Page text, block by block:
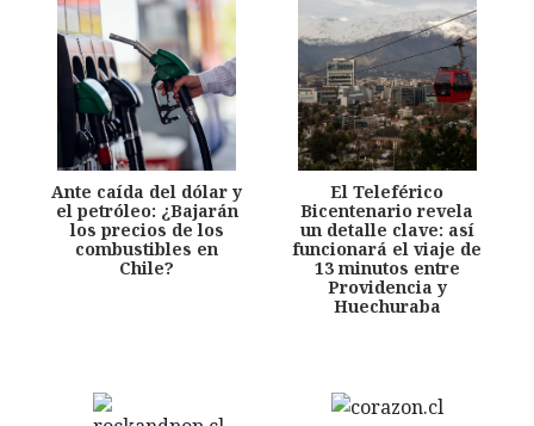
Ante caída del dólar y
el petróleo: ¿Bajarán
los precios de los
combustibles en
Chile?
El Teleférico
Bicentenario revela
un detalle clave: así
funcionará el viaje de
13 minutos entre
Providencia y
Huechuraba